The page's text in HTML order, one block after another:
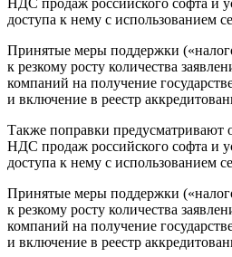
НДС продаж российского софта и
доступа к нему с использованием
Принятые меры поддержки
к резкому росту количества
компаний на получение
и включение в реестр
Также поправки предусматривают
НДС продаж российского софта и
доступа к нему с использованием
Принятые меры поддержки
к резкому росту количества
компаний на получение
и включение в реестр